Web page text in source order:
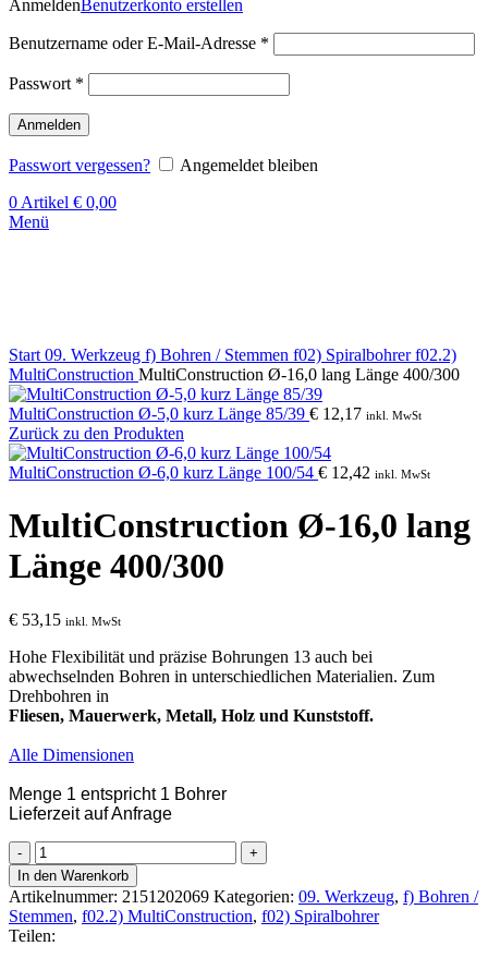
AnmeldenBenutzerkonto erstellen
Benutzername oder E-Mail-Adresse *
Passwort *
Anmelden
Passwort vergessen?
Angemeldet bleiben
0 Artikel € 0,00
Menü
Start 09. Werkzeug f) Bohren / Stemmen f02) Spiralbohrerf02.2)
MultiConstruction MultiConstruction Ø-16,0 lang Länge 400/300
MultiConstruction Ø-5,0 kurz Länge 85/39 € 12,17 inkl. MwSt
Zurück zu den Produkten
MultiConstruction Ø-6,0 kurz Länge 100/54 € 12,42 inkl. MwSt
MultiConstruction Ø-16,0 lang
Länge 400/300
€ 53,15 inkl. MwSt
Hohe Flexibilität und präzise Bohrungen 13 auch bei
abwechselnden Bohren in unterschiedlichen Materialien. Zum
Drehbohren in
Fliesen, Mauerwerk, Metall, Holz und Kunststoff.
Alle Dimensionen
Menge 1 entspricht 1 Bohrer
Lieferzeit auf Anfrage
MultiConstruction
Ø-16,0
lang
Länge
400/300
Menge
In den Warenkorb
Artikelnummer: 2151202069 Kategorien: 09. Werkzeug, f) Bohren /
Stemmen, f02.2) MultiConstruction, f02) Spiralbohrer
Teilen: